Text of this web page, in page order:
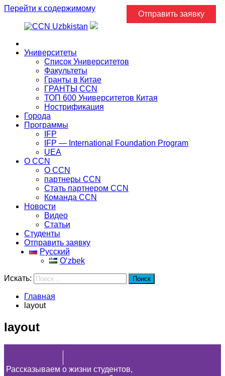
Перейти к содержимому
Университеты
Список Университетов
Факультеты
Гранты в Китае
ГРАНТЫ ССN
ТОП 600 Университетов Китая
Нострификация
Города
Программы
IFP
IFP — International Foundation Program
UEA
О CCN
О CCN
партнеры ССN
Стать партнером CCN
Команда ССN
Новости
Видео
Статьи
Студенты
Отправить заявку
Русский
Oʻzbek
Искать: Поиск
Главная
layout
layout
Отправить заявку
Рассказываем о жизни студентов,